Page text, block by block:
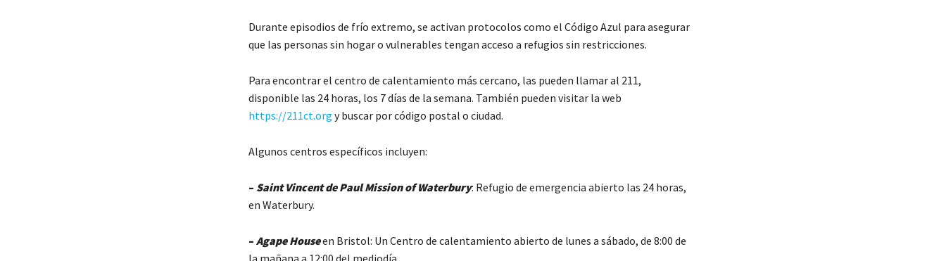
Durante episodios de frío extremo, se activan protocolos como el Código Azul para asegurar
que las personas sin hogar o vulnerables tengan acceso a refugios sin restricciones.
Para encontrar el centro de calentamiento más cercano, las pueden llamar al 211,
disponible las 24 horas, los 7 días de la semana. También pueden visitar la web
https://211ct.org y buscar por código postal o ciudad.
Algunos centros específicos incluyen:
– Saint Vincent de Paul Mission of Waterbury: Refugio de emergencia abierto las 24 horas,
en Waterbury.
– Agape Houseen Bristol: Un Centro de calentamiento abierto de lunes a sábado, de 8:00 de